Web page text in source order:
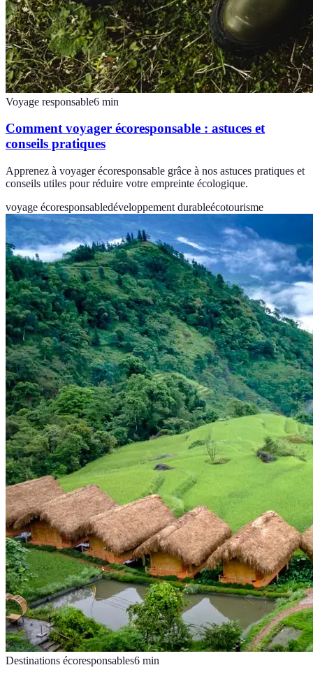
Voyage responsable6 min
Comment voyager écoresponsable : astuces et
conseils pratiques
Apprenez à voyager écoresponsable grâce à nos astuces pratiques et
conseils utiles pour réduire votre empreinte écologique.
voyage écoresponsabledéveloppement durableécotourisme
Destinations écoresponsables6 min